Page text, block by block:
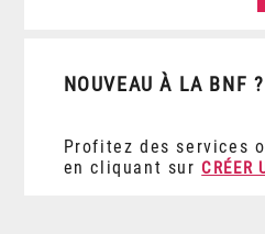
NOUVEAU À LA BNF ?
Profitez des services
en cliquant sur CRÉER